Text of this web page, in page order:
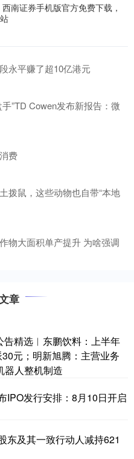
南证券手机版官方免费下载，
永平赚了超10亿港元
”TD Cowen发布新报告：微
费
拨鼠，这些动物也自带“本地
物大面积单产提升 为啥强调
章
精选︱东鹏饮料：上半年
元；明新旭腾：主营业务
器人整机制造
IPO发行安排：8月10日开启
东及其一致行动人减持621